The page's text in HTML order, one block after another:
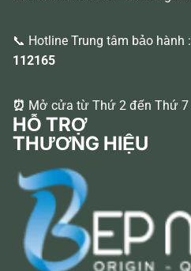
📞 Hotline Trung tâm bảo hành :
112165
⏰ Mở cửa từ Thứ 2 đến Thứ 7
HỖ TRỢ
THƯƠNG HIỆU